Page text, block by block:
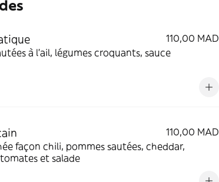
110,00 MAD
à l'ail, légumes croquants, sauce
110,00 MAD
façon chili, pommes sautées, cheddar,
et salade